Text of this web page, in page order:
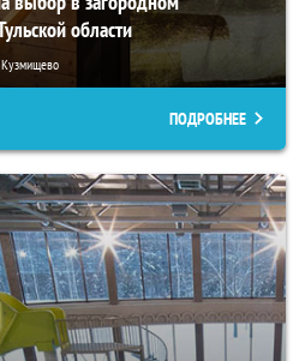
области
Кузмищево
ПОДРОБНЕЕ